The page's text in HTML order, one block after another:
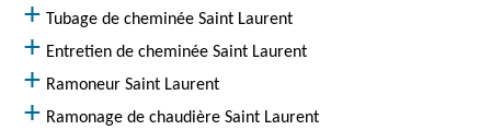
Tubage de cheminée Saint Laurent
Entretien de cheminée Saint Laurent
Ramoneur Saint Laurent
Ramonage de chaudière Saint Laurent